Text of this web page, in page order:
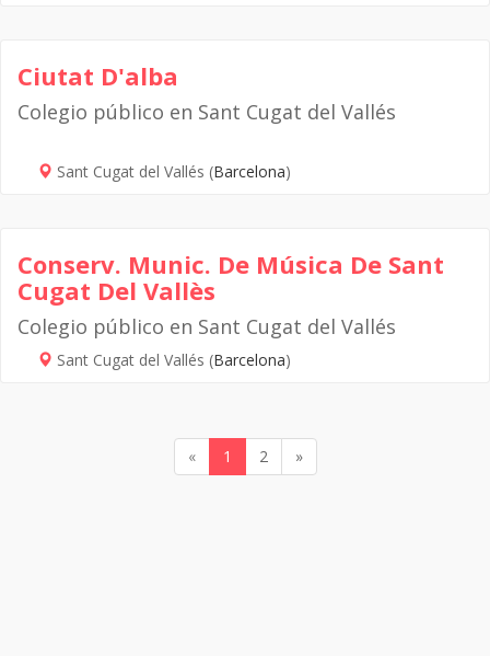
Ciutat D'alba
Colegio público en Sant Cugat del Vallés
Sant Cugat del Vallés (Barcelona)
Conserv. Munic. De Música De Sant
Cugat Del Vallès
Colegio público en Sant Cugat del Vallés
Sant Cugat del Vallés (Barcelona)
« 1 2 »